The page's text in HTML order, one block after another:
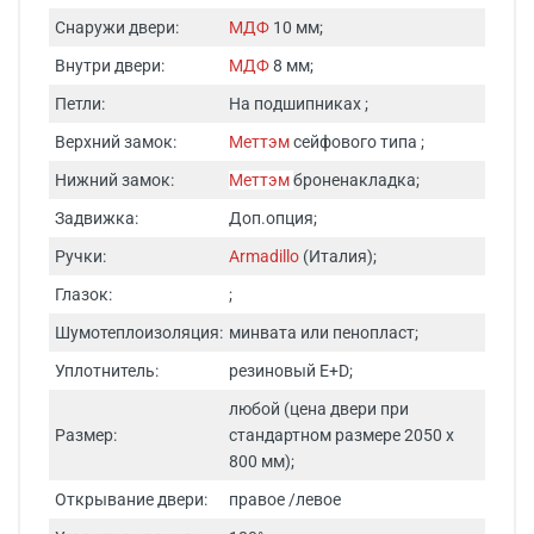
Снаружи двери: МДФ 10 мм;
Внутри двери:
МДФ8 мм;
Петли:
На подшипниках ;
Верхний замок:
Меттэмсейфового типа ;
Нижний замок:
Меттэмброненакладка;
Задвижка:
Доп.опция;
Ручки:
Armadillo (Италия);
Глазок:
;
Шумотеплоизоляция: минвата или пенопласт;
Уплотнитель:
резиновый E+D;
Размер:
любой (цена двери при
стандартном размере 2050 х
800 мм);
Открывание двери:
правое /левое